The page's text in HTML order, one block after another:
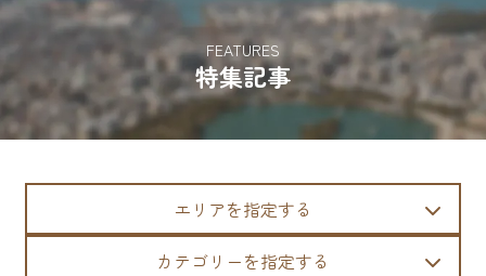
特集記事
FEATURES
エリアを指定する
カテゴリーを指定する